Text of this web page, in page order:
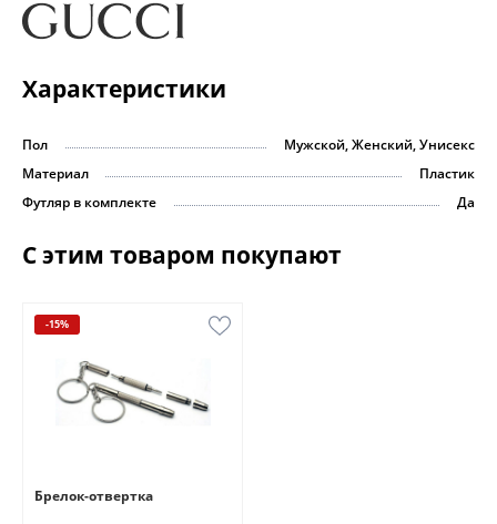
Характеристики
Пол
Мужской, Женский, Унисекс
Материал
Пластик
Футляр в комплекте
Да
С этим товаром покупают
-15%
Брелок-отвертка